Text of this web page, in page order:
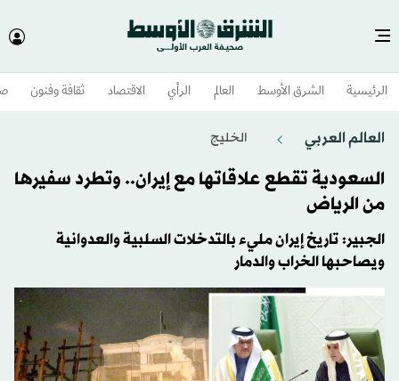
الرئيسية الشرق الأوسط​ العالم الرأي الاقتصاد ثقافة وفنون
العالم العربي الخليج
السعودية تقطع علاقاتها مع إيران.. وتطرد سفيرها
من الرياض
الجبير: تاريخ إيران مليء بالتدخلات السلبية والعدوانية
ويصاحبها الخراب والدمار